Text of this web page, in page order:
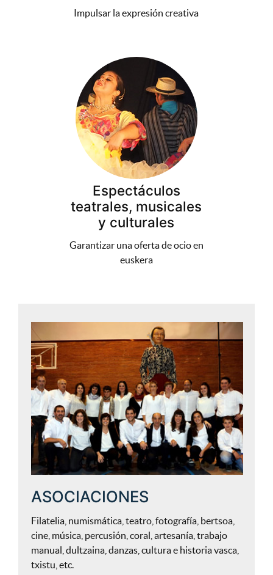
Impulsar la expresión creativa
Espectáculos
teatrales, musicales
y culturales
Garantizar una oferta de ocio en
euskera
ASOCIACIONES
Filatelia, numismática, teatro, fotografía, bertsoa,
cine, música, percusión, coral, artesanía, trabajo
manual, dultzaina, danzas, cultura e historia vasca,
txistu, etc.